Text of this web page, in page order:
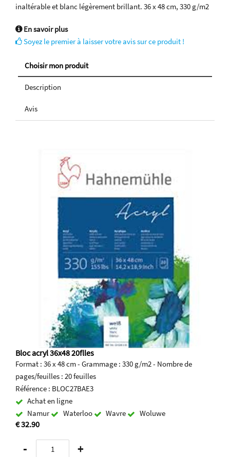
inaltérable et blanc légèrement brillant. 36 x 48 cm, 330 g/m2
En savoir plus
Soyez le premier à laisser votre avis sur ce produit !
Choisir mon produit
Description
Avis
Bloc acryl 36x48 20flles
Format : 36 x 48 cm - Grammage : 330 g/m2 - Nombre de
pages/feuilles : 20 feuilles
Référence : BLOC27BAE3
Achat en ligne
Namur
Waterloo Wavre Woluwe
€ 32.90
- +